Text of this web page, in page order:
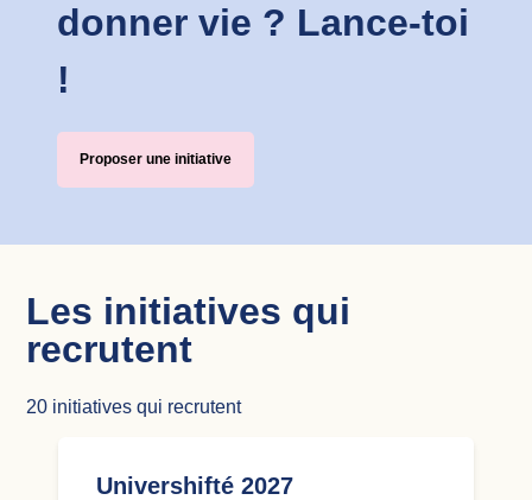
donner vie ? Lance-toi
!
Proposer une initiative
Les initiatives qui
recrutent
20 initiatives qui recrutent
Univershifté 2027